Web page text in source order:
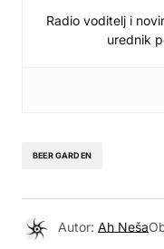
Radio voditelj i
urednik
BEER GARDEN
Autor: Ah Neša